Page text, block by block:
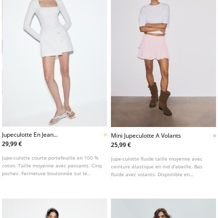
Jupeculotte En Jean
Portefeuille
29,99 €
Jupe-culotte courte portefeuille en 100 %
coton. Taille moyenne avec passants. Cinq
poches. Fermeture boutonnée sur le
Mini Jupeculotte A Volants
25,99 €
Jupe-culotte fluide taille moyenne avec
ceinture élastique en nid d'abeille. Bas
fluide avec volants. Disponible en